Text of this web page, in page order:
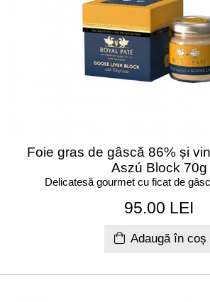
Foie gras de gâscă 86% și
Aszú Block 70g
Delicatesă gourmet cu ficat de
95.00 LEI
Adaugă în coș